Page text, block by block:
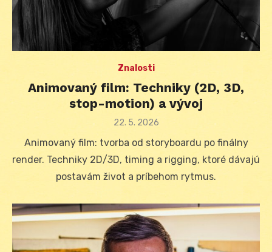
Znalosti
Animovaný film: Techniky (2D, 3D,
stop-motion) a vývoj
Posted
22. 5. 2026
Animovaný film: tvorba od storyboardu po finálny
render. Techniky 2D/3D, timing a rigging, ktoré dávajú
postavám život a príbehom rytmus.